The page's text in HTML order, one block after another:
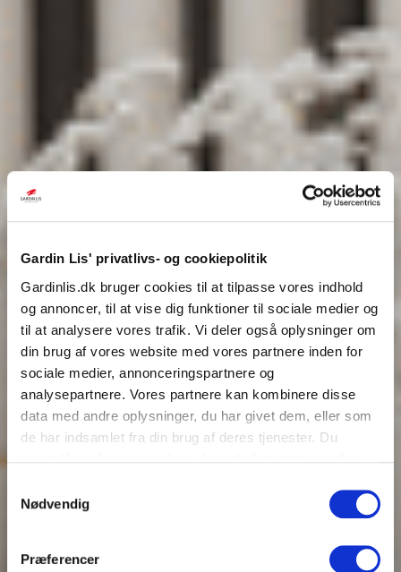
Gardin Lis' privatlivs- og cookiepolitik
Gardinlis.dk bruger cookies til at tilpasse vores indhold
og annoncer, til at vise dig funktioner til sociale medier og
til at analysere vores trafik. Vi deler også oplysninger om
din brug af vores website med vores partnere inden for
sociale medier, annonceringspartnere og
analysepartnere. Vores partnere kan kombinere disse
data med andre oplysninger, du har givet dem, eller som
de har indsamlet fra din brug af deres tjenester. Du
Nødvendig
Præferencer